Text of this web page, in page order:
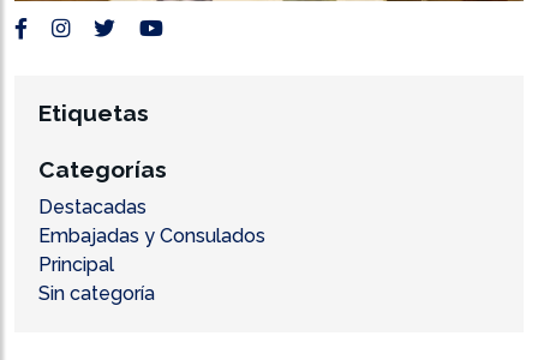
Etiquetas
Categorías
Destacadas
Embajadas y Consulados
Principal
Sin categoría